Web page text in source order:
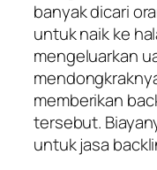
banyak dicari
untuk naik ke
mengeluarkan
memberikan
tersebut.
untuk jasa